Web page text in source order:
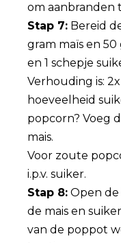
om aanbranden
Stap 7: Bereid
gram maïs en 50
en 1 schepje
Verhouding is:
hoeveelheid
popcorn? Voeg
mais.
Voor zoute
i.p.v. suiker.
Stap 8: Open
de mais en
van de poppot